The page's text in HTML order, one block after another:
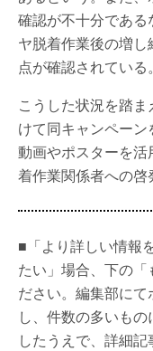
確認が不十分であ
ヤ脱着作業後の増
点が確認されている。
こうした状況を踏
けて同キャンペー
動画やポスターを
着作業関係者への啓
■「より詳しい情報
たい」場合、下の「
ださい。編集部に
し、件数の多いも
したうえで、詳細記